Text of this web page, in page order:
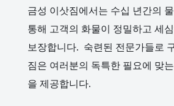
금성 이삿짐에서는 수십 년간의
통해 고객의 화물이 정밀하고 세
보장합니다. 숙련된 전문가들로
짐은 여러분의 독특한 필요에 맞
을 제공합니다.